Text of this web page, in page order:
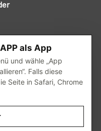
der Ortsgemeinde
als App
und wähle „App
Falls diese
Seite in Safari, Chrome